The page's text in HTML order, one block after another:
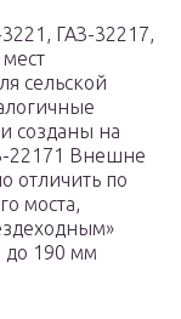
ГАЗ-32217,
сельской
созданы на
22171 Внешне
отличить по
моста,
до 190 мм